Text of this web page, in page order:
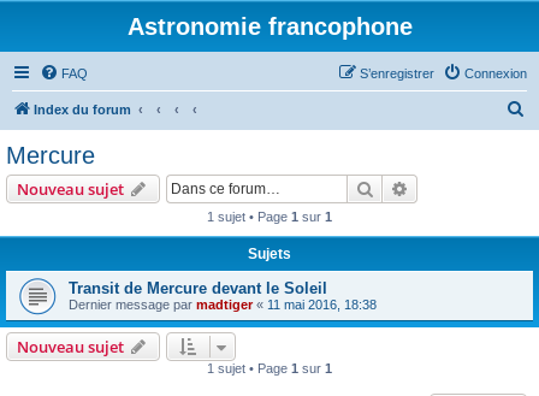
Astronomie francophone
FAQ Connexion
S’enregistrer
Index du forum
Mercure
Nouveau sujet Rechercher
1 sujet • Page 1 sur 1
Sujets
Transit de Mercure devant le Soleil
Dernier message par madtiger« 11 mai 2016, 18:38
Nouveau sujet
1 sujet • Page 1 sur 1